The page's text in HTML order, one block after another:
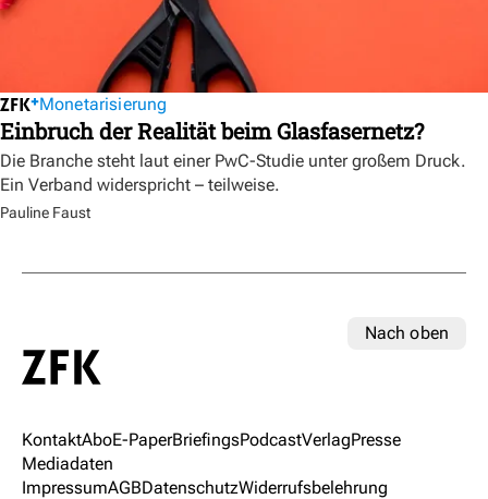
Monetarisierung
Einbruch der Realität beim Glasfasernetz?
Die Branche steht laut einer PwC-Studie unter großem Druck.
Ein Verband widerspricht – teilweise.
Pauline Faust
Nach oben
KontaktAboE-PaperBriefingsPodcastVerlagPresse
Mediadaten
ImpressumAGBDatenschutzWiderrufsbelehrung